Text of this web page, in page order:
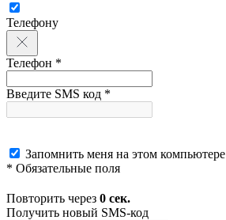
Телефону
Телефон *
Введите SMS код *
Запомнить меня на этом компьютере
* Обязательные поля
Повторить через 0 сек.
Получить новый SMS-код